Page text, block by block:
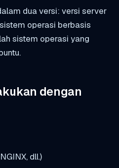
dua versi: versi server
operasi berbasis
sistem operasi yang
dengan
dll.)